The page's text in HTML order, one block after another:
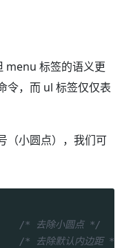
menu 标签的语义更
令，而 ul 标签仅仅表
（小圆点），我们可
/* 去除小圆点 */
/* 去除默认内边距 */